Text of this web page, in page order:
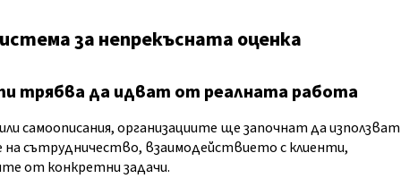
за непрекъсната оценка
трябва да идват от реалната работа
самоописания, организациите ще започнат да използват
сътрудничество, взаимодействието с клиенти,
от конкретни задачи.